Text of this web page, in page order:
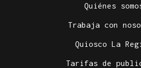
Quiénes
Trabaja con
Quiosco La
Tarifas de